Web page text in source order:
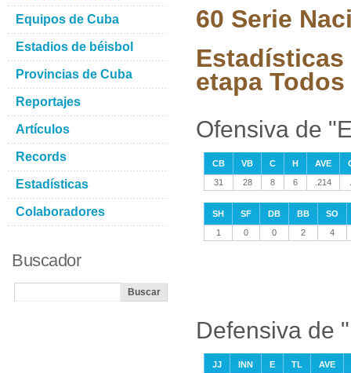
60 Serie
Estadísticas
etapa
Ofensiva de
CB VB C H AVE
31
28 8 6 .214
SH SF DB BB
SO
1
0 0 2 4
Defensiva de
JJ INN E TL
AVE
Equipos de Cuba
Estadios de béisbol
Provincias de Cuba
Reportajes
Artículos
Records
Estadísticas
Colaboradores
Buscador